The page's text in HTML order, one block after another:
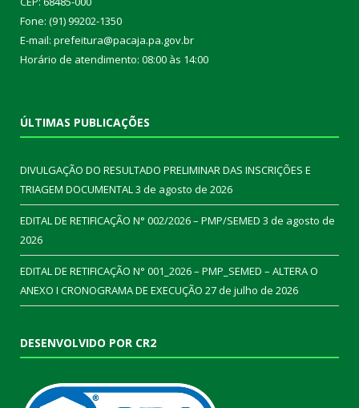
Fone: (91) 99202-1350
E-mail: prefeitura@pacaja.pa.gov.br
Horário de atendimento: 08:00 às 14:00
ÚLTIMAS PUBLICAÇÕES
DIVULGAÇÃO DO RESULTADO PRELIMINAR DAS INSCRIÇÕES E
TRIAGEM DOCUMENTAL3 de agosto de 2026
EDITAL DE RETIFICAÇÃO N° 002/2026 – PMP/SEMED 3 de agosto de
2026
EDITAL DE RETIFICAÇÃO N° 001_2026 – PMP_SEMED – ALTERA O
ANEXO I CRONOGRAMA DE EXECUÇÃO 27 de julho de 2026
DESENVOLVIDO POR CR2